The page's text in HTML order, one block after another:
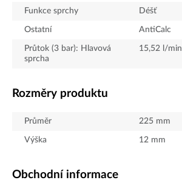
Funkce sprchy Déšť
Ostatní AntiCalc
Průtok (3 bar): Hlavová
sprcha
15,52 l/min
Rozměry produktu
Průměr 225 mm
Výška 12 mm
Obchodní informace